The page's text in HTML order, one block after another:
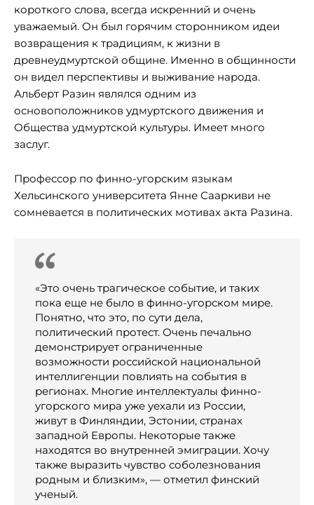
короткого слова, всегда искренний и очень
уважаемый. Он был горячим сторонником идеи
возвращения к традициям, к жизни в
древнеудмуртской общине. Именно в общинности
он видел перспективы и выживание народа.
Альберт Разин являлся одним из
основоположников удмуртского движения и
Общества удмуртской культуры. Имеет много
заслуг.
Профессор по финно-угорским языкам
Хельсинского университета Янне Сааркиви не
сомневается в политических мотивах акта Разина.
«Это очень трагическое событие, и таких
пока еще не было в финно-угорском мире.
Понятно, что это, по сути дела,
политический протест. Очень печально
демонстрирует ограниченные
возможности российской национальной
интеллигенции повлиять на события в
регионах. Многие интеллектуалы финно-
угорского мира уже уехали из России,
живут в Финляндии, Эстонии, странах
западной Европы. Некоторые также
находятся во внутренней эмиграции. Хочу
также выразить чувство соболезнования
родным и близким», — отметил финский
ученый.